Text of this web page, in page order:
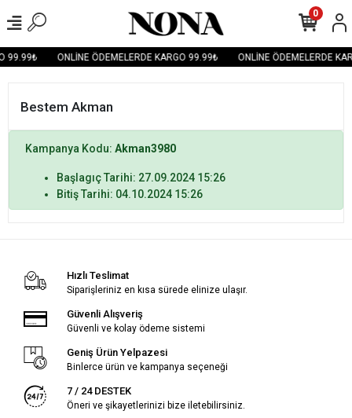
99.99₺ ONLİNE ÖDEMELERDE KARGO 99.99₺ ONLİNE ÖDEMELERDE
0
Bestem Akman
Kampanya Kodu: Akman3980
Başlagıç Tarihi: 27.09.2024 15:26
Bitiş Tarihi: 04.10.2024 15:26
Hızlı Teslimat
Siparişleriniz en kısa sürede elinize ulaşır.
Güvenli Alışveriş
Güvenli ve kolay ödeme sistemi
Geniş Ürün Yelpazesi
Binlerce ürün ve kampanya seçeneği
7 / 24 DESTEK
Öneri ve şikayetlerinizi bize iletebilirsiniz.